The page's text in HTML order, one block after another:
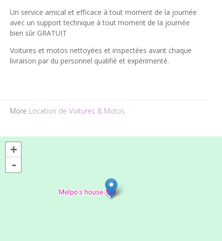
Un service amical et efficace à tout moment de la journée
avec un support technique à tout moment de la journée
bien sûr GRATUIT
Voitures et motos nettoyées et inspectées avant chaque
livraison par du personnel qualifié et expérimenté.
More Location de Voitures & Motos
+
-